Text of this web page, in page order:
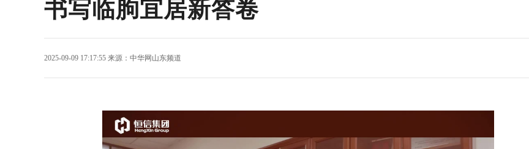
书写临朐宜居新答卷
2025-09-09 17:17:55 来源： 中华网山东频道